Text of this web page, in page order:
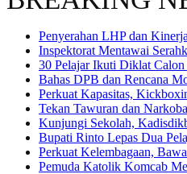
Penyerahan LHP dan
Inspektorat Mentawai
30 Pelajar Ikuti Diklat Calon
Bahas DPB dan Rencana
Perkuat Kapasitas,
Tekan Tawuran dan
Kunjungi Sekolah,
Bupati Rinto Lepas Dua
Perkuat Kelembagaan,
Pemuda Katolik Komcab